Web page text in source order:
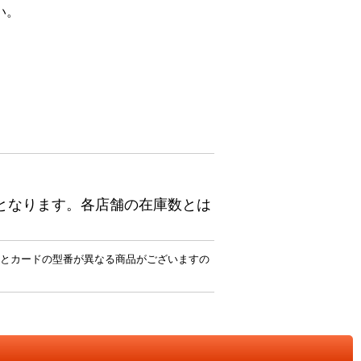
なります。各店舗の在庫数とは
カードの型番が異なる商品がございますの